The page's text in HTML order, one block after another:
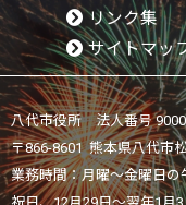
リンク集
サイトマッ
八代市役所 法人番号
〒866-8601 熊本県八代市
業務時間：月曜～金曜日